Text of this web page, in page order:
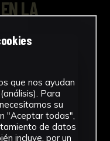
LA
CICUS, ha
y
la
expuestas